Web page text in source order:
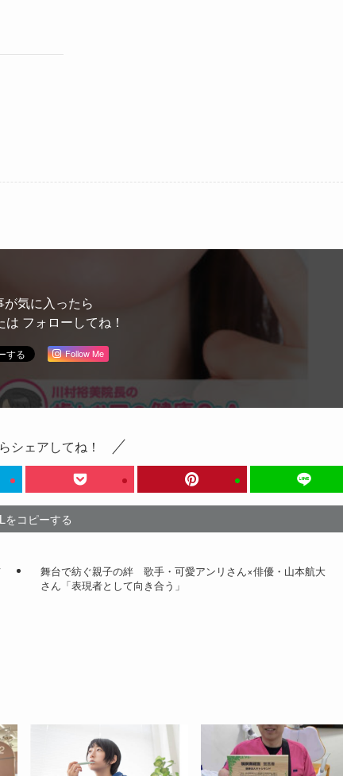
が気に入ったら
は フォローしてね！
Follow Me
シェアしてね！
をコピーする
舞台で紡ぐ親子の絆 歌手・可愛アンリさん×俳優・山本航大
さん「表現者として向き合う」